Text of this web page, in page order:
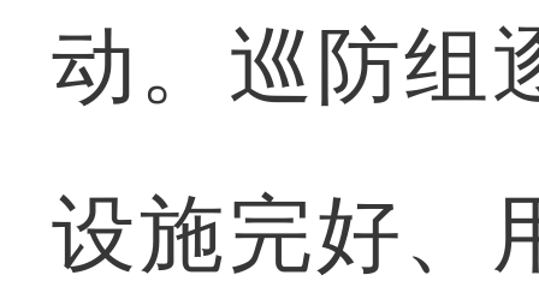
动。巡防组
设施完好、